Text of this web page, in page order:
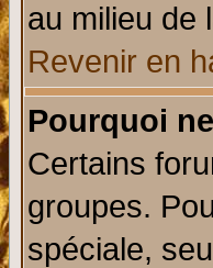
au milieu de
Revenir en
Pourquoi
Certains
groupes.
spéciale,